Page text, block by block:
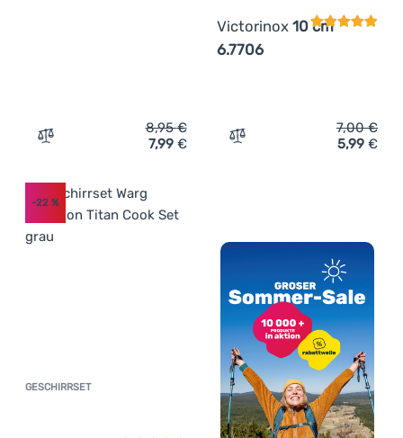
Zum Vergleich 'Teeglas Bo-Camp Tea glass Conical
8,95€
7,99 €
Victorinox 10 cm
6.7706
Zum Vergleich
7,00€
5,99 €
GESCHIRRSET Kundenbewertung
-22 %